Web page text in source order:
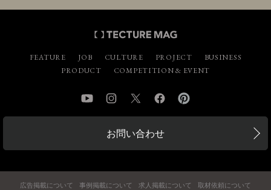
FEATURE JOB CULTURE PROJECT
BUSINESS
PRODUCT
COMPETITION & EVENT
YouTube InstagramTwitter Facebook
お問い合わせ
広告掲載について 事例掲載について 求人掲載について 取材依頼について